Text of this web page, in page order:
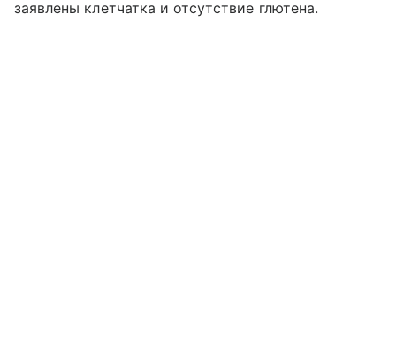
заявлены клетчатка и отсутствие глютена.